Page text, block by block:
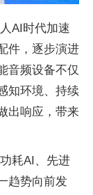
AI时代加速
件，逐步演进
音频设备不仅
知环境、持续
出响应，带来
耗AI、先进
趋势向前发